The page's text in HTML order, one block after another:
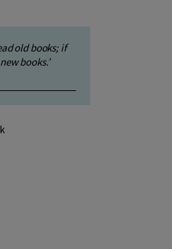
old books; if
books.’